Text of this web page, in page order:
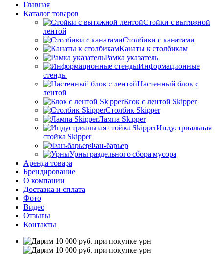
Главная
Каталог товаров
Стойки с вытяжной
лентой
Столбики с канатами
Канаты к столбикам
Рамка указатель
Информационные
стенды
Настенный блок с
лентой
Блок с лентой Skipper
Столбик Skipper
Лампа Skipper
Индустриальная
стойка Skipper
Фан-барьер
Урны раздельного сбора мусора
Аренда товара
Брендирование
О компании
Доставка и оплата
Фото
Видео
Отзывы
Контакты